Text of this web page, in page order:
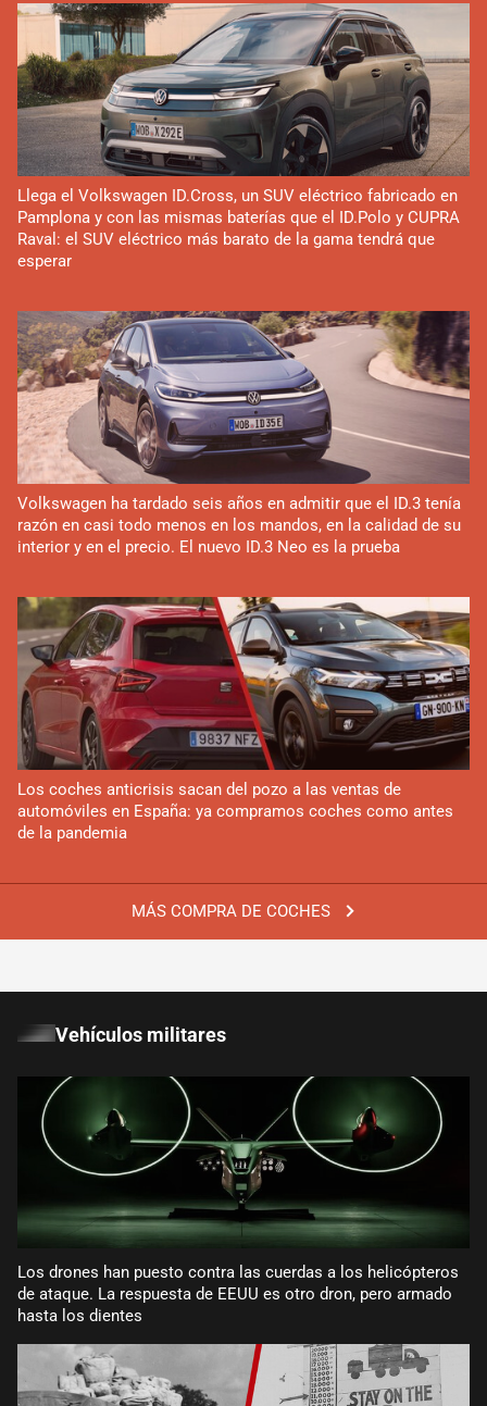
MÁS COMPRA DE COCHES
Llega el Volkswagen ID.Cross, un SUV eléctrico fabricado en
Pamplona y con las mismas baterías que el ID.Polo y CUPRA
Raval: el SUV eléctrico más barato de la gama tendrá que
esperar
Volkswagen ha tardado seis años en admitir que el ID.3 tenía
razón en casi todo menos en los mandos, en la calidad de su
interior y en el precio. El nuevo ID.3 Neo es la prueba
Los coches anticrisis sacan del pozo a las ventas de
automóviles en España: ya compramos coches como antes
de la pandemia
Vehículos militares
Los drones han puesto contra las cuerdas a los helicópteros
de ataque. La respuesta de EEUU es otro dron, pero armado
hasta los dientes